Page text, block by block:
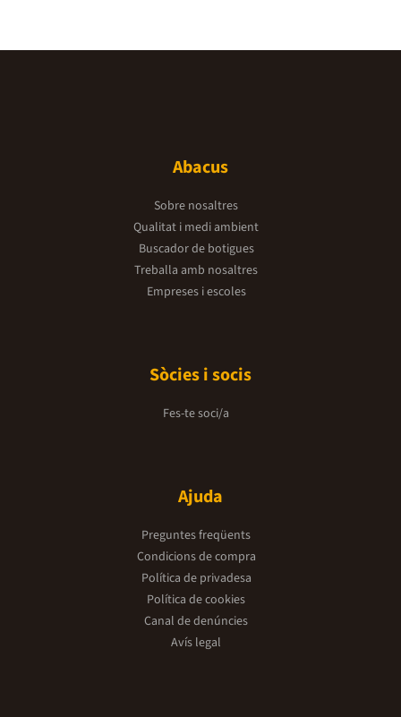
Abacus
Sobre nosaltres
Qualitat i medi ambient
Buscador de botigues
Treballa amb nosaltres
Empreses i escoles
Sòcies i socis
Fes-te soci/a
Ajuda
Preguntes freqüents
Condicions de compra
Política de privadesa
Política de cookies
Canal de denúncies
Avís legal